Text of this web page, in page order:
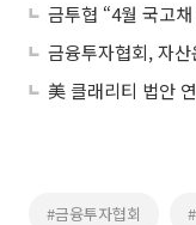
#금융투자협회